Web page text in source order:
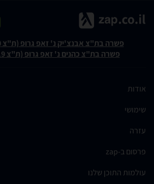
פשרה בת"צ אבנצ'יק נ' זאפ גרופ (ת"צ 23008-08-20)
פשרה בת"צ כהנים נ' זאפ גרופ (ת"צ 60371-12-19)
אודות
שימושי
עזרה
פרסום ב-zap
עולמות התוכן שלנו